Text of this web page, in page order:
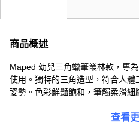
商品概述
Maped 幼兒三角蠟筆叢林款，專
使用。獨特的三角造型，符合人
姿勢。色彩鮮豔飽和，筆觸柔滑細
揮創意。一盒12色，滿足孩子豐
查看